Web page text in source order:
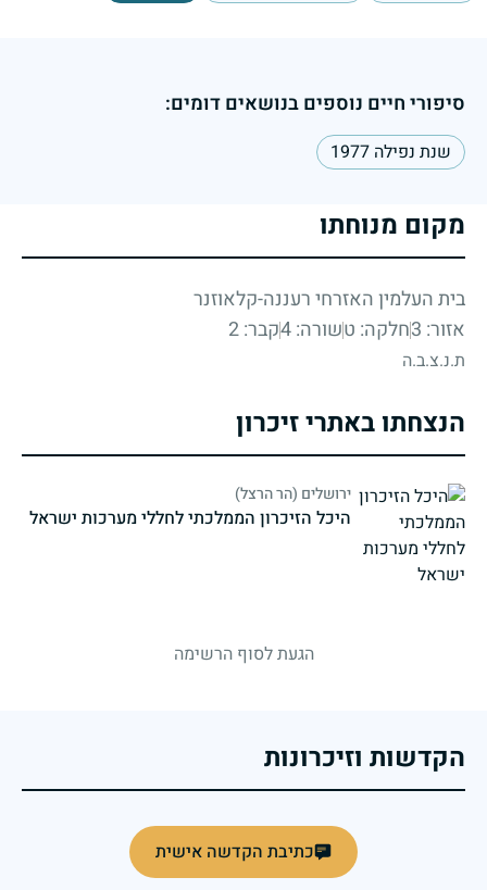
סיפורי חיים נוספים בנושאים דומים:
שנת נפילה 1977
מקום מנוחתו
בית העלמין האזרחי רעננה-קלאוזנר
אזור: 3
חלקה: טשורה: 4 קבר: 2
ת.נ.צ.ב.ה
הנצחתו באתרי זיכרון
ירושלים (הר הרצל)
היכל הזיכרון הממלכתי לחללי מערכות ישראל
הגעת לסוף הרשימה
הקדשות וזיכרונות
כתיבת הקדשה אישית